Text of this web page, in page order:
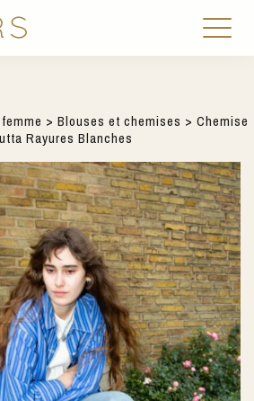
> Blouses et chemises > Chemise
Rayures Blanches